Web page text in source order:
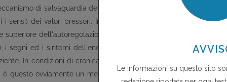
di salvaguardia della funzione dei diversi organi può
i sensi) dei valori pressori. In particolare, una elevazione critica
superiore dell'autoregolazione e creare uno stato di
i segni ed i sintomi dell'encefalopatia ipertensiva) e, se non
In condizioni di cronica elevazione dei valori pressori,
è questo ovviamente un meccanismo di difesa, ma espone il